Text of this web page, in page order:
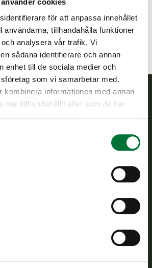
för att anpassa innehållet
användarna, tillhandahålla funktioner
analysera vår trafik. Vi
sådana identifierare och annan
enhet till de sociala medier och
som vi samarbetar med.
kombinera informationen med annan
har tillhandahållit eller som de har
en hållbar vilthushållning, stöder
verksamhet, ser till att viltpolitiken